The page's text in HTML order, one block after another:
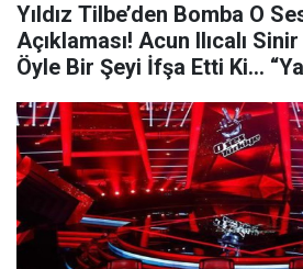
Yıldız Tilbe’den Bomba O
Açıklaması! Acun Ilıcalı
Öyle Bir Şeyi İfşa Etti Ki…